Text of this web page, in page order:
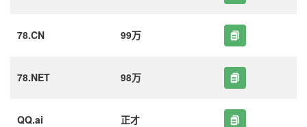
78.CN 99万
78.NET 98万
QQ.ai 正才